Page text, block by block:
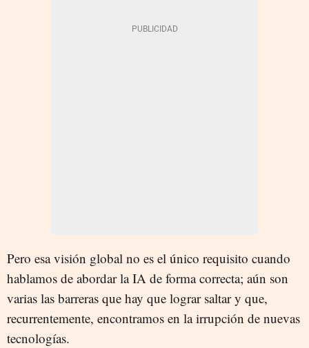
Pero esa visión global no es el único requisito cuando
hablamos de abordar la IA de forma correcta; aún son
varias las barreras que hay que lograr saltar y que,
recurrentemente, encontramos en la irrupción de nuevas
tecnologías.